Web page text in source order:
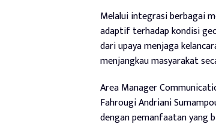
Melalui integrasi berbagai
adaptif terhadap kondisi
dari upaya menjaga
menjangkau masyarakat
Area Manager
Fahrougi Andriani
dengan pemanfaatan yang